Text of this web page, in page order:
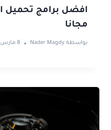
افضل برامج تحميل
مجانا
بواسطة Nader Magdy 8 مارس، 2026